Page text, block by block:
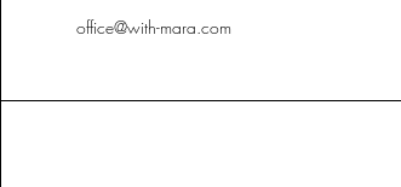
office@with-mara.com